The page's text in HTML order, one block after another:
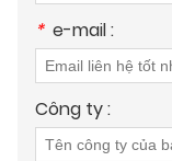
* e-mail :
Công ty :